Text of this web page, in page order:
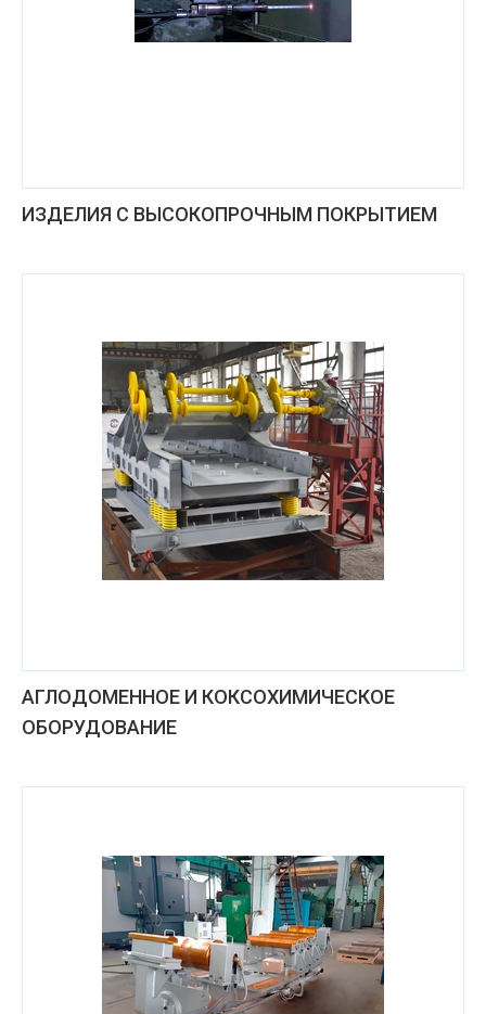
ИЗДЕЛИЯ С ВЫСОКОПРОЧНЫМ ПОКРЫТИЕМ
АГЛОДОМЕННОЕ И КОКСОХИМИЧЕСКОЕ
ОБОРУДОВАНИЕ